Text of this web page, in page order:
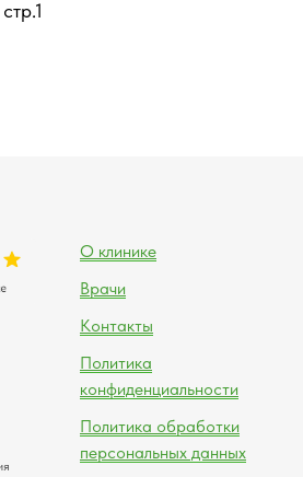
О клинике
Врачи
Контакты
Политика
конфиденциальности
Политика обработки
персональных данных